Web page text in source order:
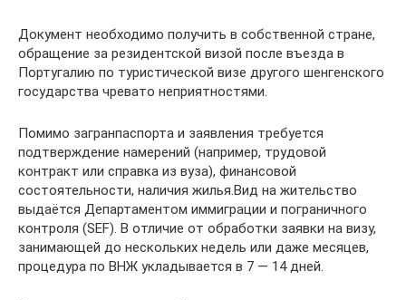
Документ необходимо получить в собственной стране,
обращение за резидентской визой после въезда в
Португалию по туристической визе другого шенгенского
государства чревато неприятностями.
Помимо загранпаспорта и заявления требуется
подтверждение намерений (например, трудовой
контракт или справка из вуза), финансовой
состоятельности, наличия жилья.Вид на жительство
выдаётся Департаментом иммиграции и пограничного
контроля (SEF). В отличие от обработки заявки на визу,
занимающей до нескольких недель или даже месяцев,
процедура по ВНЖ укладывается в 7 — 14 дней.